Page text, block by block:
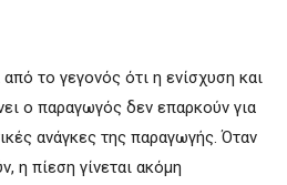
το γεγονός ότι η ενίσχυση και
ο παραγωγός δεν επαρκούν για
ανάγκες της παραγωγής. Όταν
η πίεση γίνεται ακόμη